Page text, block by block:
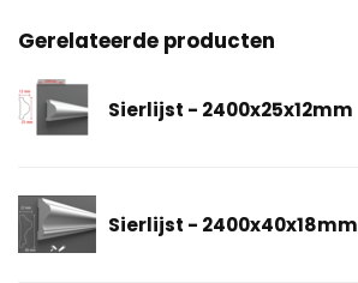
Gerelateerde producten
Sierlijst - 2400x25x12mm
Sierlijst - 2400x40x18mm